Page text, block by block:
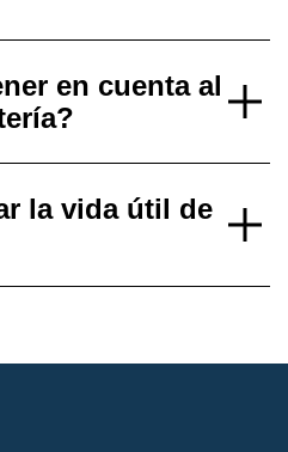
en cuenta al
la vida útil de